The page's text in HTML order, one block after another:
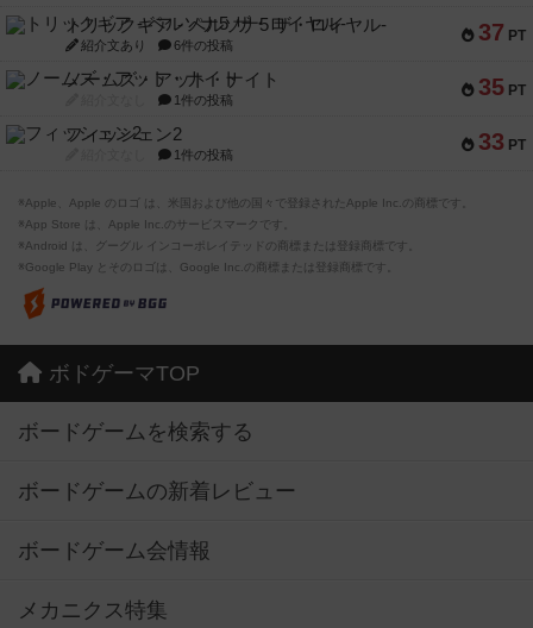
37 PT
トリックギア - ペルソナ5 ザ・ロイヤル-
紹介文あり 6件の投稿
35 PT
ノームズ・アット・ナイト
1件の投稿
33 PT
フィッシェン2
1件の投稿
※Apple、Apple のロゴ は、米国および他の国々で登録されたApple Inc.の商標です。
※App Store は、Apple Inc.のサービスマークです。
※Android は、グーグル インコーポレイテッドの商標または登録商標です。
※Google Play とそのロゴは、Google Inc.の商標または登録商標です。
ボドゲーマTOP
ボードゲームを検索する
ボードゲームの新着レビュー
ボードゲーム会情報
メカニクス特集